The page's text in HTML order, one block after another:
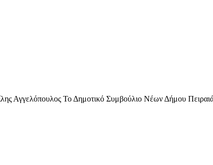
Αγγελόπουλος Το Δημοτικό Συμβούλιο Νέων Δήμου